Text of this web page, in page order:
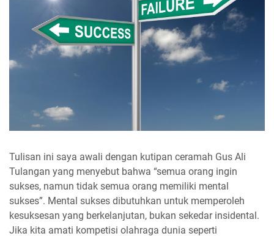
Tulisan ini saya awali dengan kutipan ceramah Gus Ali
Tulangan yang menyebut bahwa “semua orang ingin
sukses, namun tidak semua orang memiliki mental
sukses”. Mental sukses dibutuhkan untuk memperoleh
kesuksesan yang berkelanjutan, bukan sekedar insidental.
Jika kita amati kompetisi olahraga dunia seperti